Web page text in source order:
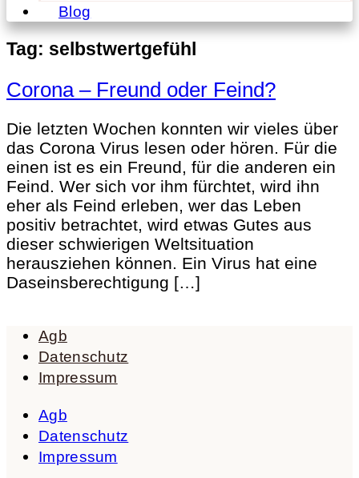
Blog
Tag: selbstwertgefühl
Corona – Freund oder Feind?
Die letzten Wochen konnten wir vieles über
das Corona Virus lesen oder hören. Für die
einen ist es ein Freund, für die anderen ein
Feind. Wer sich vor ihm fürchtet, wird ihn
eher als Feind erleben, wer das Leben
positiv betrachtet, wird etwas Gutes aus
dieser schwierigen Weltsituation
herausziehen können. Ein Virus hat eine
Daseinsberechtigung […]
Agb
Datenschutz
Impressum
Agb
Datenschutz
Impressum